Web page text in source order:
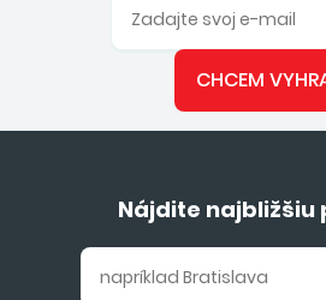
CHCEM
Nájdite najbližšiu